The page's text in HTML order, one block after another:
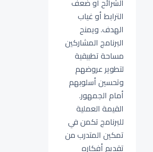
الشرائح أو ضعف
الترابط أو غياب
الهدف. ويمنح
البرنامج المشاركين
مساحة تطبيقية
لتطوير عروضهم
وتحسين أسلوبهم
أمام الجمهور.
القيمة العملية
للبرنامج تكمن في
تمكين المتدرب من
تقديم أفكاره